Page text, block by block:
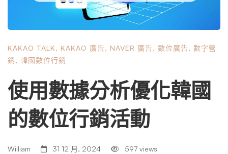
個市場的特點是獨特的文化差異和獨特的消費者偏好，極大
地影響了購買行為。此外，為了成功在地化，必須考慮當地
品牌更有可能與當地受眾建立聯繫，確保他們的訊息引起共
鳴並培養品牌忠誠度。 了解韓國消費者行為與文化差異 了
場中立足的全球品牌至關重要，因為韓國消費者的偏好很大
徹底的市場研究對於適應市場動態和實施有效的區域策略至
關重要。 透過準確解讀這些文化元素，品牌可以客製化行
銷策略，以建立有意義的連結並提高消費者滿意度。 社區
KAKAO TALK, KAKAO 廣告, NAVER 廣告, 數位廣告, 數字營
銷, 韓國數位行銷
使用數據分析優化韓國
的數位行銷活動
William 31 12 月, 2024 597 views